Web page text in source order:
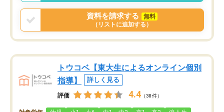
資料を請求する
無料
（リストに追加する）
トウコベ【東大生によるオンライン個別
指導】
詳しく見る
評価 4.4 （38件）